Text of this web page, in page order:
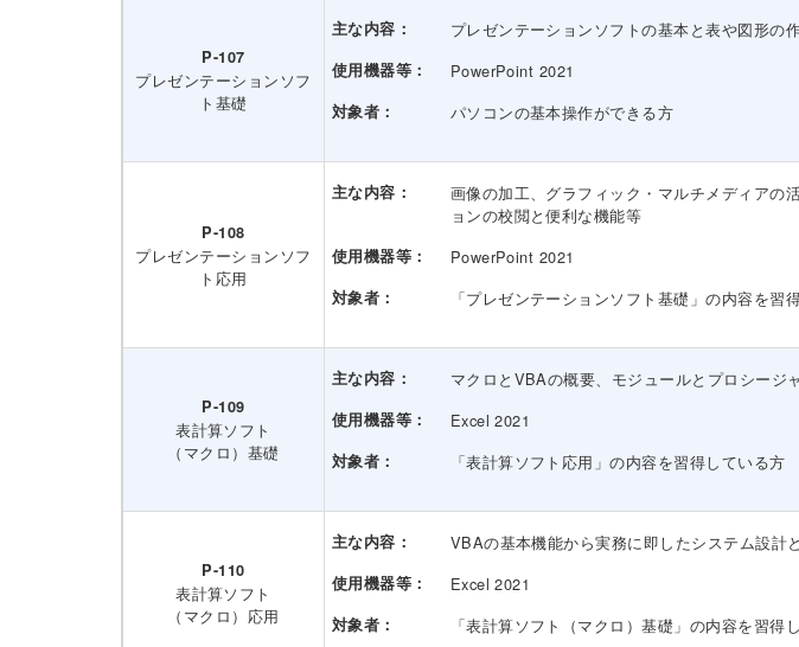
P-107
プレゼンテーションソフ
ト基礎
主な内容： プレゼンテーションソフトの基本と表や図形の
使用機器等： PowerPoint 2021
対象者： パソコンの基本操作ができる方
P-108
プレゼンテーションソフ
ト応用
主な内容：
画像の加工、グラフィック・マルチメディアの
ョンの校閲と便利な機能等
使用機器等： PowerPoint 2021
対象者： 「プレゼンテーションソフト基礎」の内容を習
P-109
表計算ソフト
（マクロ）基礎
主な内容： マクロとVBAの概要、モジュールとプロシージ
使用機器等： Excel 2021
対象者： 「表計算ソフト応用」の内容を習得している方
P-110
表計算ソフト
（マクロ）応用
主な内容： VBAの基本機能から実務に即したシステム設計
使用機器等： Excel 2021
対象者： 「表計算ソフト（マクロ）基礎」の内容を習得